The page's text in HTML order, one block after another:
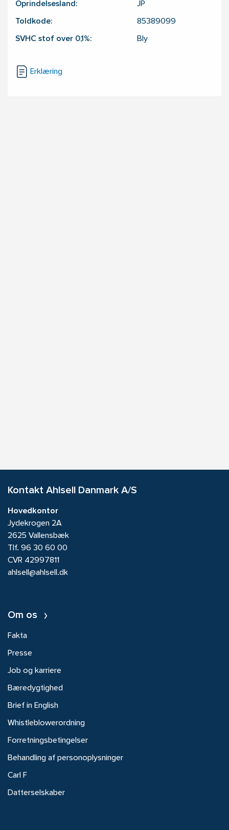
Oprindelsesland: JP
Toldkode: 85389099
SVHC stof over 0,1%: Bly
Erklæring
Kontakt Ahlsell Danmark A/S
Hovedkontor
Jydekrogen 2A
2625 Vallensbæk
Tlf. 96 30 60 00
CVR 42997811
ahlsell@ahlsell.dk
Om os
Fakta
Presse
Job og karriere
Bæredygtighed
Brief in English
Whistleblowerordning
Forretningsbetingelser
Behandling af personoplysninger
Carl F
Datterselskaber